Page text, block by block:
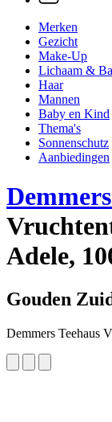
Merken
Gezicht
Make-Up
Lichaam &
Haar
Mannen
Baby en Kind
Thema's
Sonnenschutz
Aanbiedingen
Adele,
Gouden
Demmers Teehaus